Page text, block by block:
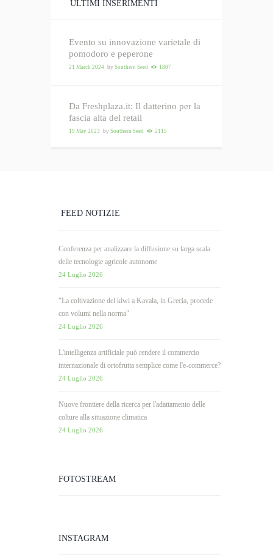
ULTIMI INSERIMENTI
Evento su innovazione varietale di
pomodoro e peperone
21 March 2024 by Southern Seed 1807
Da Freshplaza.it: Il datterino per la
fascia alta del retail
19 May 2023 by Southern Seed 2115
FEED NOTIZIE
Conferenza per analizzare la diffusione su larga scala
delle tecnologie agricole autonome
24 Luglio 2026
"La coltivazione del kiwi a Kavala, in Grecia, procede
con volumi nella norma"
24 Luglio 2026
L'intelligenza artificiale può rendere il commercio
internazionale di ortofrutta semplice come l'e-commerce?
24 Luglio 2026
Nuove frontiere della ricerca per l'adattamento delle
colture alla situazione climatica
24 Luglio 2026
FOTOSTREAM
INSTAGRAM